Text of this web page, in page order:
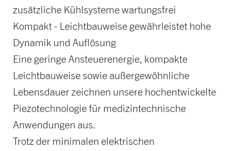
zusätzliche Kühlsysteme wartungsfrei
Kompakt - Leichtbauweise gewährleistet hohe
Dynamik und Auflösung
Eine geringe Ansteuerenergie, kompakte
Leichtbauweise sowie außergewöhnliche
Lebensdauer zeichnen unsere hochentwickelte
Piezotechnologie für medizintechnische
Anwendungen aus.
Trotz der minimalen elektrischen